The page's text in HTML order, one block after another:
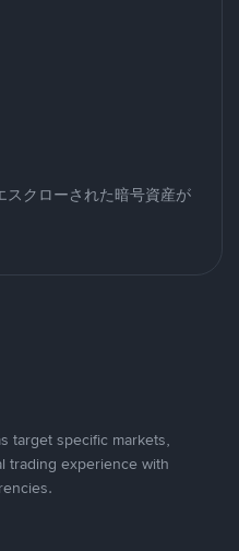
スクローされた暗号資産が
target specific markets,
trading experience with